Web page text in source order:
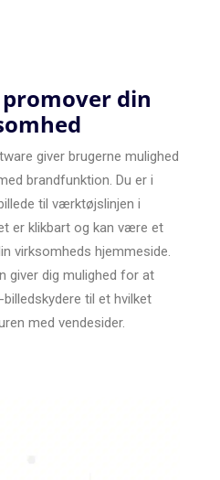
din
giver brugerne mulighed
brandfunktion. Du er i
til værktøjslinjen i
er klikbart og kan være et
virksomheds hjemmeside.
giver dig mulighed for at
til et hvilket
med vendesider.